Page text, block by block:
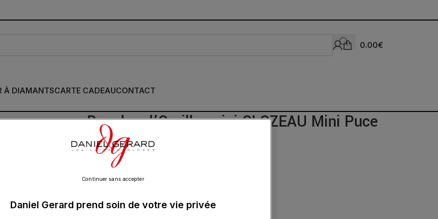
0.00€
À DIAMANTSCARTE CADEAUCONTACT
Boucles d’Oreilles gigi CLOZEAU Mini Puce
Diamants Or
570.00
Daniel Gerard prend soin de votre vie privée
Continuer sans accepter